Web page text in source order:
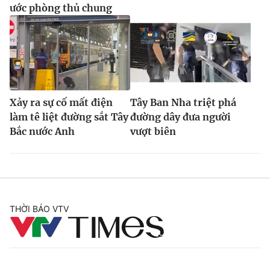
ước phòng thủ chung
Xảy ra sự cố mất điện
làm tê liệt đường sắt Tây
Bắc nước Anh
Tây Ban Nha triệt phá
đường dây đưa người
vượt biên
THỜI BÁO VTV